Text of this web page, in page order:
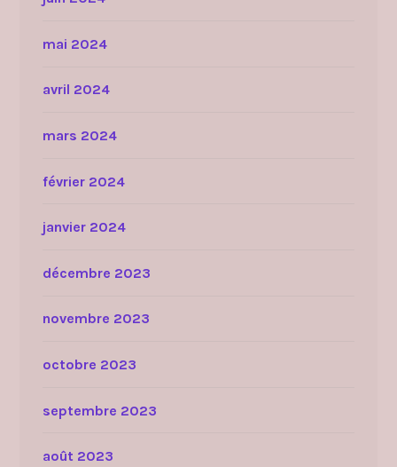
mai 2024
avril 2024
mars 2024
février 2024
janvier 2024
décembre 2023
novembre 2023
octobre 2023
septembre 2023
août 2023